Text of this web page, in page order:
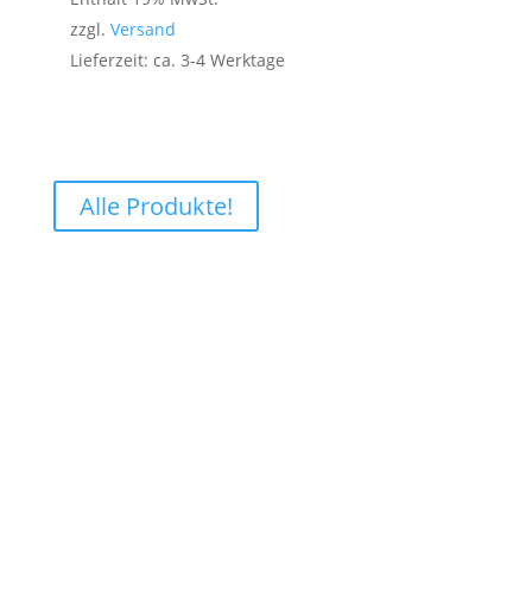
zzgl. Versand
Lieferzeit: ca. 3-4 Werktage
Alle Produkte!